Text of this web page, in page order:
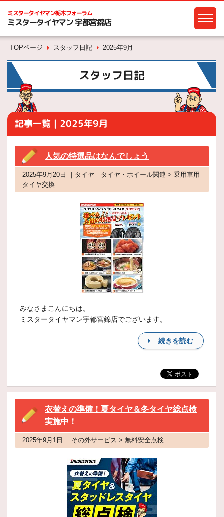
ミスタータイヤマン栃木フォーラム
ミスタータイヤマン 宇都宮錦店
TOPページ スタッフ日記 2025年9月
スタッフ日記
記事一覧｜2025年9月
人気の特選品はなんでしょう
2025年9月20日 ｜タイヤ タイヤ・ホイール関連 > 乗用車用
タイヤ交換
みなさまこんにちは。
ミスタータイヤマン宇都宮錦店でございます。
続きを読む
衣替えの準備！夏タイヤ＆冬タイヤ総点検
実施中！
2025年9月1日 ｜その外サービス > 無料安全点検